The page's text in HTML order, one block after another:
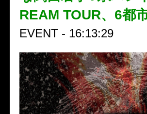
REAM TOUR、6都
EVENT - 16:13:29